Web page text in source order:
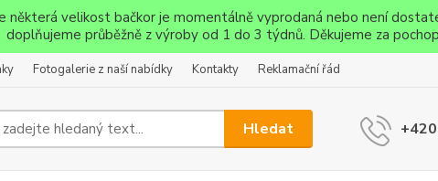
některá velikost bačkor je momentálně vyprodaná nebo není
doplňujeme průběžně z výroby od 1 do 3 týdnů. Děkujeme za
Fotogalerie z naší nabídky Kontakty Reklamační řád
Hledat